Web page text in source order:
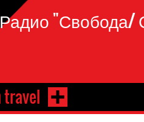
"Свобода/
travel